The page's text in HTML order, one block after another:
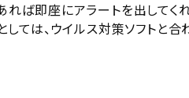
れば即座にアラートを出してく
ては、ウイルス対策ソフトと合